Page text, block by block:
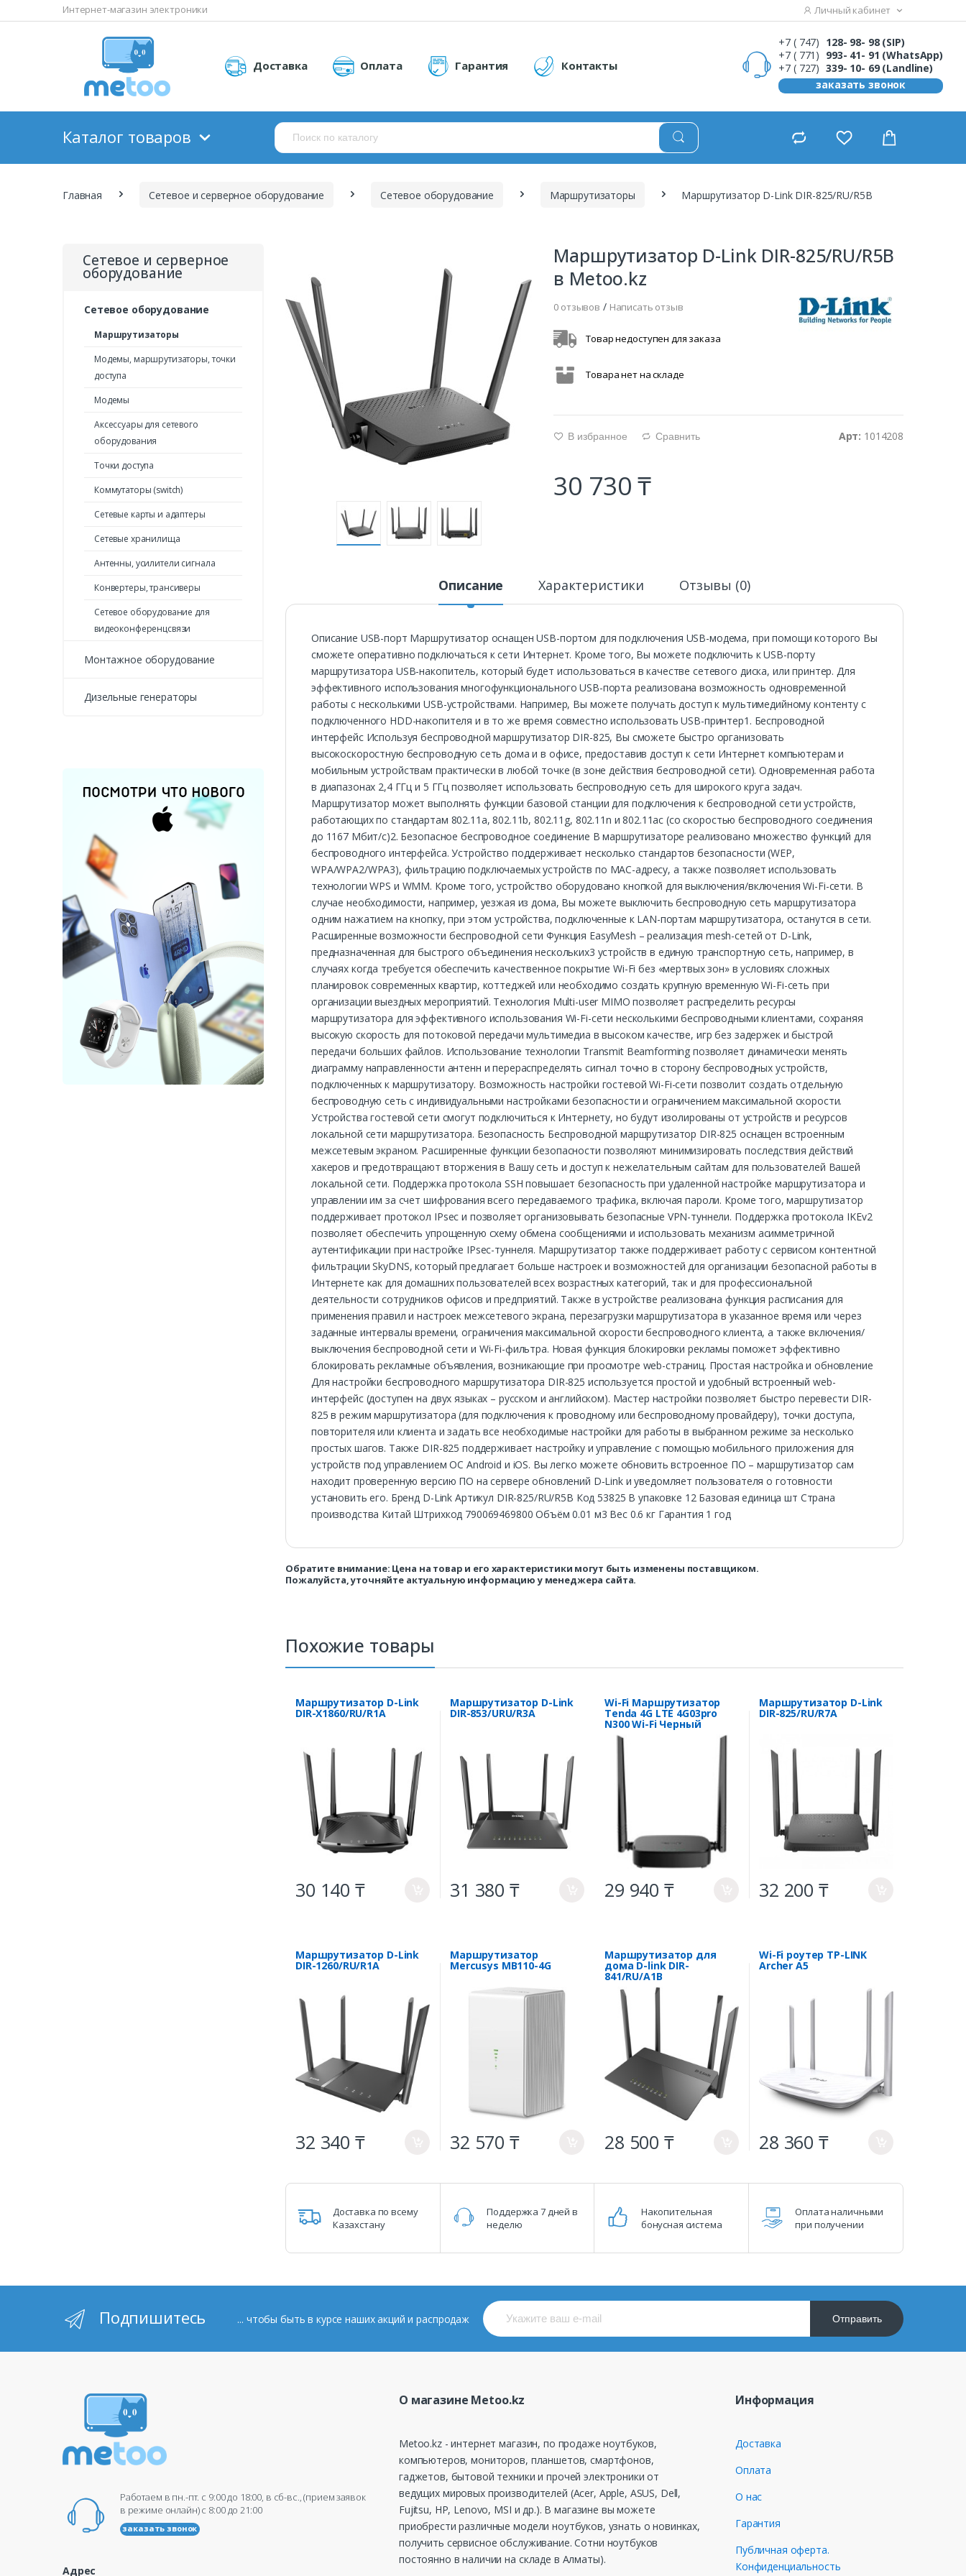
Интернет-магазин электроники Личный кабинет
Доставка Оплата Гарантия Контакты
+7 ( 747) 128- 98- 98 (SIP)
+7 ( 771) 993- 41- 91 (WhatsApp)
+7 ( 727) 339- 10- 69 (Landline)
заказать звонок
Каталог товаров
Главная Сетевое и серверное оборудование Сетевое оборудование Маршрутизаторы Маршрутизатор D-Link DIR-825/RU/R5B
Сетевое и серверное
оборудование
Сетевое оборудование
Маршрутизаторы
Модемы, маршрутизаторы, точки
доступа
Модемы
Аксессуары для сетевого
оборудования
Точки доступа
Коммутаторы (switch)
Сетевые карты и адаптеры
Сетевые хранилища
Антенны, усилители сигнала
Конвертеры, трансиверы
Сетевое оборудование для
видеоконференцсвязи
Монтажное оборудование
Дизельные генераторы
Маршрутизатор D-Link DIR-825/RU/R5B
в Metoo.kz
0 отзывов / Написать отзыв
Товар недоступен для заказа
Товара нет на складе
Арт: 1014208
g В избранное d Сравнить
30 730 ₸
Описание Характеристики Отзывы (0)
Описание USB-порт Маршрутизатор оснащен USB-портом для подключения USB-модема, при помощи которого Вы
сможете оперативно подключаться к сети Интернет. Кроме того, Вы можете подключить к USB-порту
маршрутизатора USB-накопитель, который будет использоваться в качестве сетевого диска, или принтер. Для
эффективного использования многофункционального USB-порта реализована возможность одновременной
работы с несколькими USB-устройствами. Например, Вы можете получать доступ к мультимедийному контенту с
подключенного HDD-накопителя и в то же время совместно использовать USB-принтер1. Беспроводной
интерфейс Используя беспроводной маршрутизатор DIR-825, Вы сможете быстро организовать
высокоскоростную беспроводную сеть дома и в офисе, предоставив доступ к сети Интернет компьютерам и
мобильным устройствам практически в любой точке (в зоне действия беспроводной сети). Одновременная работа
в диапазонах 2,4 ГГц и 5 ГГц позволяет использовать беспроводную сеть для широкого круга задач.
Маршрутизатор может выполнять функции базовой станции для подключения к беспроводной сети устройств,
работающих по стандартам 802.11a, 802.11b, 802.11g, 802.11n и 802.11ac (со скоростью беспроводного соединения
до 1167 Мбит/с)2. Безопасное беспроводное соединение В маршрутизаторе реализовано множество функций для
беспроводного интерфейса. Устройство поддерживает несколько стандартов безопасности (WEP,
WPA/WPA2/WPA3), фильтрацию подключаемых устройств по MAC-адресу, а также позволяет использовать
технологии WPS и WMM. Кроме того, устройство оборудовано кнопкой для выключения/включения Wi-Fi-сети. В
случае необходимости, например, уезжая из дома, Вы можете выключить беспроводную сеть маршрутизатора
одним нажатием на кнопку, при этом устройства, подключенные к LAN-портам маршрутизатора, останутся в сети.
Расширенные возможности беспроводной сети Функция EasyMesh – реализация mesh-сетей от D-Link,
предназначенная для быстрого объединения нескольких3 устройств в единую транспортную сеть, например, в
случаях когда требуется обеспечить качественное покрытие Wi-Fi без «мертвых зон» в условиях сложных
планировок современных квартир, коттеджей или необходимо создать крупную временную Wi-Fi-сеть при
организации выездных мероприятий. Технология Multi-user MIMO позволяет распределить ресурсы
маршрутизатора для эффективного использования Wi-Fi-сети несколькими беспроводными клиентами, сохраняя
высокую скорость для потоковой передачи мультимедиа в высоком качестве, игр без задержек и быстрой
передачи больших файлов. Использование технологии Transmit Beamforming позволяет динамически менять
диаграмму направленности антенн и перераспределять сигнал точно в сторону беспроводных устройств,
подключенных к маршрутизатору. Возможность настройки гостевой Wi-Fi-сети позволит создать отдельную
беспроводную сеть с индивидуальными настройками безопасности и ограничением максимальной скорости.
Устройства гостевой сети смогут подключиться к Интернету, но будут изолированы от устройств и ресурсов
локальной сети маршрутизатора. Безопасность Беспроводной маршрутизатор DIR-825 оснащен встроенным
межсетевым экраном. Расширенные функции безопасности позволяют минимизировать последствия действий
хакеров и предотвращают вторжения в Вашу сеть и доступ к нежелательным сайтам для пользователей Вашей
локальной сети. Поддержка протокола SSH повышает безопасность при удаленной настройке маршрутизатора и
управлении им за счет шифрования всего передаваемого трафика, включая пароли. Кроме того, маршрутизатор
поддерживает протокол IPsec и позволяет организовывать безопасные VPN-туннели. Поддержка протокола IKEv2
позволяет обеспечить упрощенную схему обмена сообщениями и использовать механизм асимметричной
аутентификации при настройке IPsec-туннеля. Маршрутизатор также поддерживает работу с сервисом контентной
фильтрации SkyDNS, который предлагает больше настроек и возможностей для организации безопасной работы в
Интернете как для домашних пользователей всех возрастных категорий, так и для профессиональной
деятельности сотрудников офисов и предприятий. Также в устройстве реализована функция расписания для
применения правил и настроек межсетевого экрана, перезагрузки маршрутизатора в указанное время или через
заданные интервалы времени, ограничения максимальной скорости беспроводного клиента, а также включения/
выключения беспроводной сети и Wi-Fi-фильтра. Новая функция блокировки рекламы поможет эффективно
блокировать рекламные объявления, возникающие при просмотре web-страниц. Простая настройка и обновление
Для настройки беспроводного маршрутизатора DIR-825 используется простой и удобный встроенный web-
интерфейс (доступен на двух языках – русском и английском). Мастер настройки позволяет быстро перевести DIR-
825 в режим маршрутизатора (для подключения к проводному или беспроводному провайдеру), точки доступа,
повторителя или клиента и задать все необходимые настройки для работы в выбранном режиме за несколько
простых шагов. Также DIR-825 поддерживает настройку и управление с помощью мобильного приложения для
устройств под управлением ОС Android и iOS. Вы легко можете обновить встроенное ПО – маршрутизатор сам
находит проверенную версию ПО на сервере обновлений D‑Link и уведомляет пользователя о готовности
установить его. Бренд D-Link Артикул DIR-825/RU/R5B Код 53825 В упаковке 12 Базовая единица шт Страна
производства Китай Штрихкод 790069469800 Объём 0.01 м3 Вес 0.6 кг Гарантия 1 год
Обратите внимание: Цена на товар и его характеристики могут быть изменены поставщиком.
Пожалуйста, уточняйте актуальную информацию у менеджера сайта.
Похожие товары
Маршрутизатор D-Link
DIR-X1860/RU/R1A
30 140 ₸
Маршрутизатор D-Link
DIR-853/URU/R3A
31 380 ₸
Wi-Fi Маршрутизатор
Tenda 4G LTE 4G03pro
N300 Wi-Fi Черный
29 940 ₸
Маршрутизатор D-Link
DIR-825/RU/R7A
32 200 ₸
Маршрутизатор D-Link
DIR-1260/RU/R1A
32 340 ₸
Маршрутизатор
Mercusys MB110-4G
32 570 ₸
Маршрутизатор для
дома D-link DIR-
841/RU/A1B
28 500 ₸
Wi-Fi роутер TP-LINK
Archer A5
28 360 ₸
Доставка по всему
Казахстану
Поддержка 7 дней в
неделю
Накопительная
бонусная система
Оплата наличными
при получении
Подпишитесь ... чтобы быть в курсе наших акций и распродаж Отправить
Работаем в пн.-пт. c 9:00 до 18:00, в сб-вс., (прием заявок
в режиме онлайн) c 8:00 до 21:00
заказать звонок
Адрес
О магазине Metoo.kz
Metoo.kz - интернет магазин, по продаже ноутбуков,
компьютеров, мониторов, планшетов, смартфонов,
гаджетов, бытовой техники и прочей электроники от
ведущих мировых производителей (Acer, Apple, ASUS, Dell,
Fujitsu, HP, Lenovo, MSI и др.). В магазине вы можете
приобрести различные модели ноутбуков, узнать о новинках,
получить сервисное обслуживание. Сотни ноутбуков
постоянно в наличии на складе в Алматы).
Информация
Доставка
Оплата
О нас
Гарантия
Публичная оферта.
Конфиденциальность